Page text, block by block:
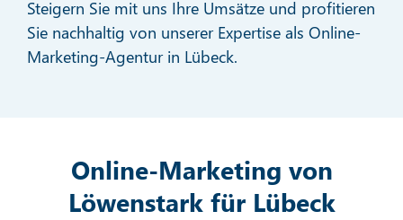
Steigern Sie mit uns Ihre Umsätze und profitieren
Sie nachhaltig von unserer Expertise als Online-
Marketing-Agentur in Lübeck.
Online-Marketing von
Löwenstark für Lübeck